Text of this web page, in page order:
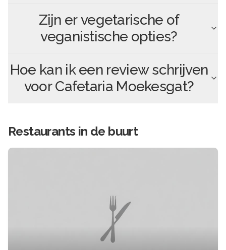
Zijn er vegetarische of
veganistische opties?
Hoe kan ik een review schrijven
voorCafetaria Moekesgat?
Restaurants in de buurt